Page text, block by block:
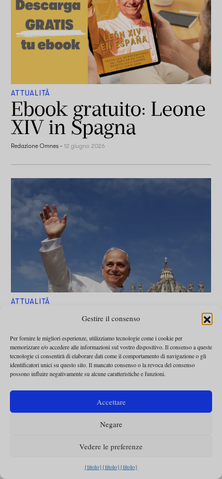
Gestire il consenso
Per fornire le migliori esperienze, utilizziamo tecnologie come i cookie per
memorizzare e/o accedere alle informazioni sul vostro dispositivo. Il consenso a queste
tecnologie ci consentirà di elaborare dati come il comportamento di navigazione o gli
identificatori unici su questo sito. Il mancato consenso o la revoca del consenso
possono influire negativamente su alcune caratteristiche e funzioni.
Accettare
Negare
Vedere le preferenze
{titolo}{titolo}{titolo}
ATTUALITÀ
Ebook gratuito: Leone
XIV in Spagna
Redazione Omnes -12 giugno 2026
ATTUALITÀ
La vita di Leone XIV
anno per anno
Javier García Herrería-28 Maggio 2025